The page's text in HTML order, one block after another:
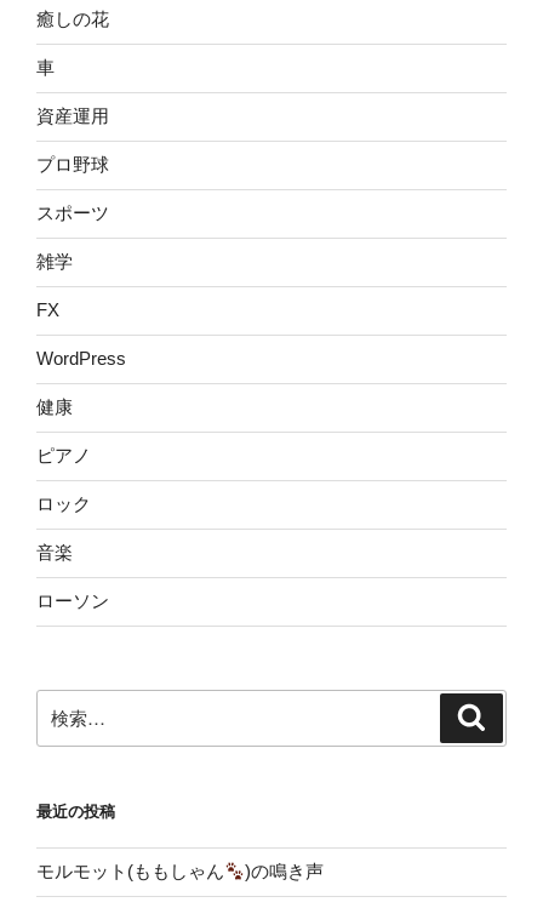
癒しの花
車
資産運用
プロ野球
スポーツ
雑学
FX
WordPress
健康
ピアノ
ロック
音楽
ローソン
索:
最近の投稿
モルモット(ももしゃん )の鳴き声